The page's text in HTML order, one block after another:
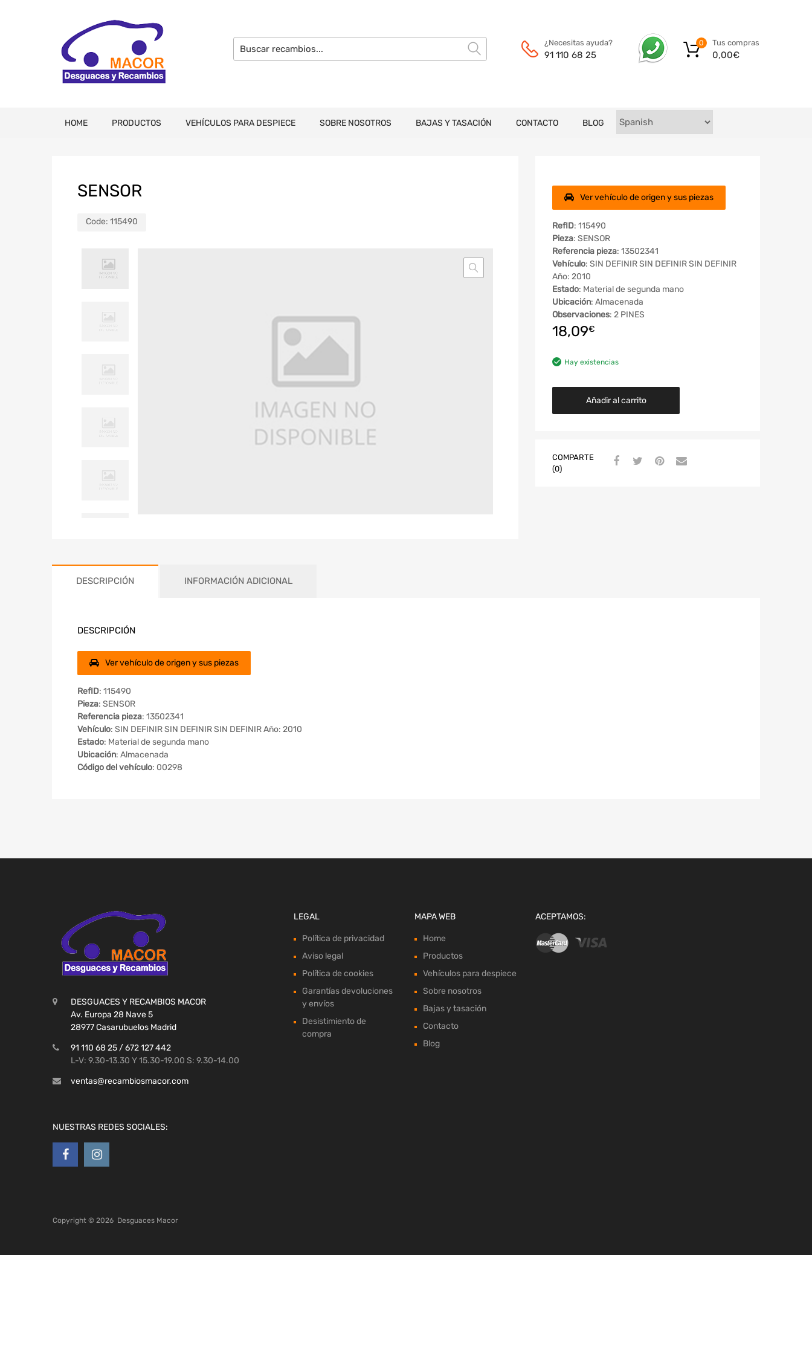
¿Necesitas ayuda?
91 110 68 25
Tus compras
0,00€
0
HOME PRODUCTOS VEHÍCULOS PARA DESPIECE SOBRE NOSOTROS BAJAS Y TASACIÓN CONTACTO BLOG
SENSOR
Code: 115490
Ver vehículo de origen y sus piezas
RefID: 115490
Pieza: SENSOR
Referencia pieza: 13502341
Vehículo: SIN DEFINIR SIN DEFINIR SIN DEFINIR
Año: 2010
Estado: Material de segunda mano
Ubicación: Almacenada
Observaciones: 2 PINES
18,09€
Hay existencias
Añadir al carrito
COMPARTE
(0)
DESCRIPCIÓN INFORMACIÓN ADICIONAL
DESCRIPCIÓN
Ver vehículo de origen y sus piezas
RefID: 115490
Pieza: SENSOR
Referencia pieza: 13502341
Vehículo: SIN DEFINIR SIN DEFINIR SIN DEFINIR Año: 2010
Estado: Material de segunda mano
Ubicación: Almacenada
Código del vehículo: 00298
DESGUACES Y RECAMBIOS MACOR
Av. Europa 28 Nave 5
28977 Casarubuelos Madrid
91 110 68 25 / 672 127 442
L-V: 9.30-13.30 Y 15.30-19.00 S: 9.30-14.00
ventas@recambiosmacor.com
NUESTRAS REDES SOCIALES:
LEGAL
Política de privacidad
Aviso legal
Política de cookies
Garantías devoluciones
y envíos
Desistimiento de
compra
MAPA WEB
Home
Productos
Vehículos para despiece
Sobre nosotros
Bajas y tasación
Contacto
Blog
ACEPTAMOS:
Copyright © 2026 Desguaces Macor